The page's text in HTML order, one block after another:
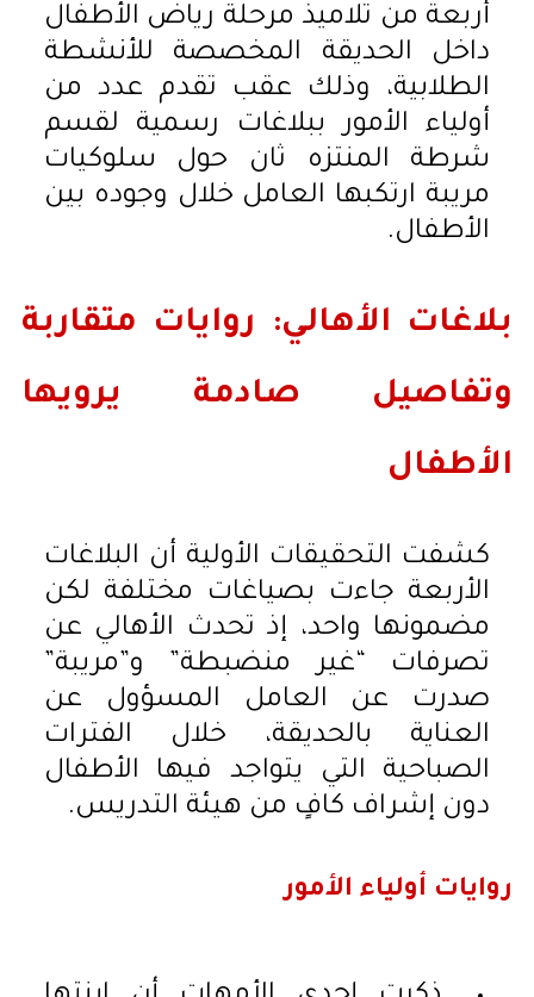
أربعة من تلاميذ مرحلة رياض الأطفال
داخل الحديقة المخصصة للأنشطة
الطلابية، وذلك عقب تقدم عدد من
أولياء الأمور ببلاغات رسمية لقسم
شرطة المنتزه ثان حول سلوكيات
مريبة ارتكبها العامل خلال وجوده بين
الأطفال.
بلاغات الأهالي: روايات متقاربة
وتفاصيل صادمة يرويها
الأطفال
كشفت التحقيقات الأولية أن البلاغات
الأربعة جاءت بصياغات مختلفة لكن
مضمونها واحد، إذ تحدث الأهالي عن
تصرفات “غير منضبطة” و”مريبة”
صدرت عن العامل المسؤول عن
العناية بالحديقة، خلال الفترات
الصباحية التي يتواجد فيها الأطفال
دون إشراف كافٍ من هيئة التدريس.
روايات أولياء الأمور